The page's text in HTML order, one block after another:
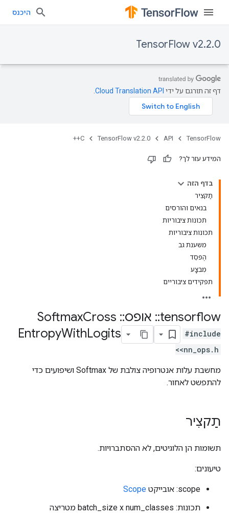
היכנס
TensorFlow v2.2.0
דף זה תורגם על ידי Cloud Translation API
TensorFlow
API
TensorFlow v2.2.0
C++
המידע עזר לך?
בדף הזה
תַקצִיר
בנאים והורסים
תכונות ציבוריות
תכונות ציבוריות
משענת גב
הֶפסֵד
מִבצָע
תפקידים ציבוריים
tensorflow
:: אופס::
Cross
EntropyWithLogits
#include
<nn_ops.h>
מחשבת עלות אנטרופיה צולבת של Softmax ושיפועים כדי
להתפשט לאחור.
תַקצִיר
תשומות הן הלוגיטים, לא ההסתברויות.
טיעונים:
scope: אובייקט
Scope
תכונות: batch_size x num_classes מטריצה